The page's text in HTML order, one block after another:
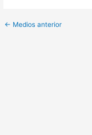
← Medios anterior